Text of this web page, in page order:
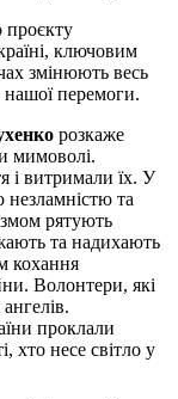
проєкту
ключовим
змінюють весь
нашої перемоги.
розкаже
мимоволі.
і витримали їх. У
незламністю та
рятують
та надихають
кохання
Волонтери, які
проклали
хто несе світло у